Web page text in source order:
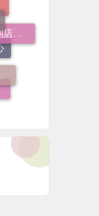
711便利店加盟申请
程